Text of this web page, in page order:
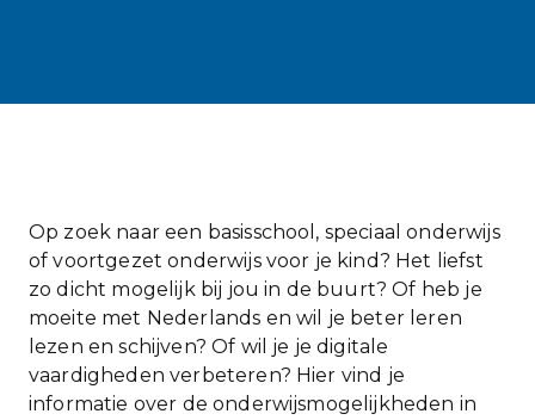
Op zoek naar een basisschool, speciaal onderwijs
of voortgezet onderwijs voor je kind? Het liefst
zo dicht mogelijk bij jou in de buurt? Of heb je
moeite met Nederlands en wil je beter leren
lezen en schijven? Of wil je je digitale
vaardigheden verbeteren? Hier vind je
informatie over de onderwijsmogelijkheden in